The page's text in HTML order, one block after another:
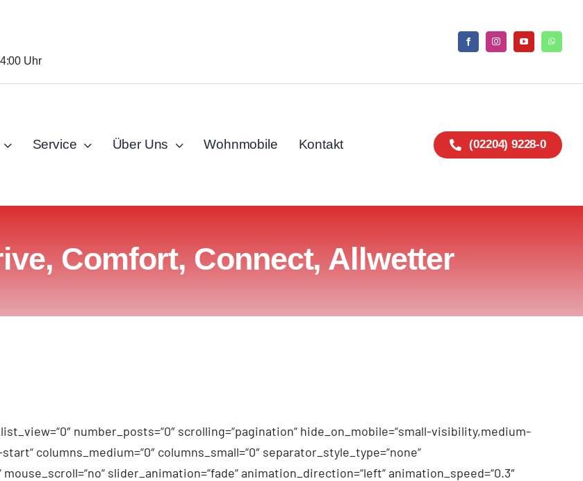
Uhr
Service Über Uns Wohnmobile Kontakt (02204) 9228-0
Comfort, Connect, Allwetter
number_posts=“0″ scrolling=“pagination“ hide_on_mobile=“small-visibility,medium-
columns_medium=“0″ columns_small=“0″ separator_style_type=“none“
slider_animation=“fade“ animation_direction=“left“ animation_speed=“0.3″